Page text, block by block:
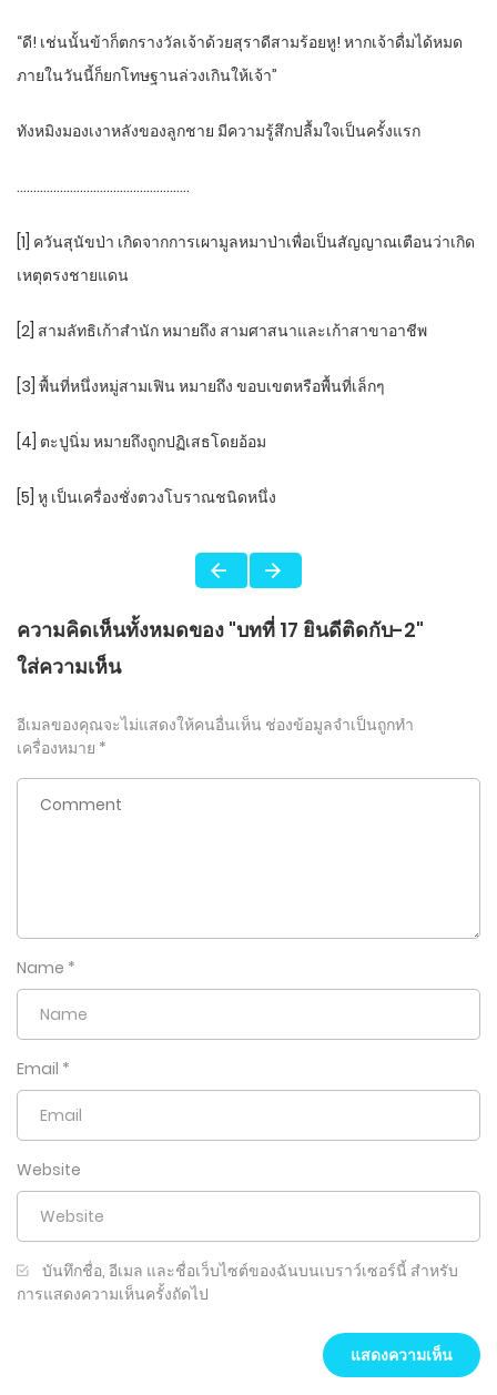
“ดี! เช่นนั้นข้าก็ตกรางวัลเจ้าด้วยสุราดีสามร้อยหู! หากเจ้าดื่มได้หมด
ภายในวันนี้ก็ยกโทษฐานล่วงเกินให้เจ้า”
ทังหมิงมองเงาหลังของลูกชาย มีความรู้สึกปลื้มใจเป็นครั้งแรก
…………………………………………….
[1] ควันสุนัขป่า เกิดจากการเผามูลหมาป่าเพื่อเป็นสัญญาณเตือนว่าเกิด
เหตุตรงชายแดน
[2] สามลัทธิเก้าสำนัก หมายถึง สามศาสนาและเก้าสาขาอาชีพ
[3] พื้นที่หนึ่งหมู่สามเฟิน หมายถึง ขอบเขตหรือพื้นที่เล็กๆ
[4] ตะปูนิ่ม หมายถึงถูกปฏิเสธโดยอ้อม
[5] หู เป็นเครื่องชั่งตวงโบราณชนิดหนึ่ง
ความคิดเห็นทั้งหมดของ "บทที่ 17 ยินดีติดกับ-2"
ใส่ความเห็น
อีเมลของคุณจะไม่แสดงให้คนอื่นเห็น ช่องข้อมูลจำเป็นถูกทำ
เครื่องหมาย *
Name *
Email *
Website
บันทึกชื่อ, อีเมล และชื่อเว็บไซต์ของฉันบนเบราว์เซอร์นี้ สำหรับ
การแสดงความเห็นครั้งถัดไป